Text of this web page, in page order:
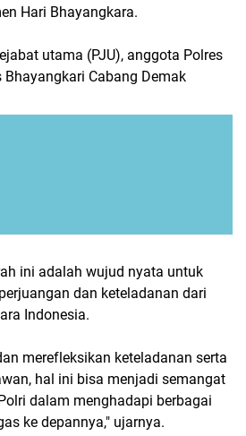
Hari Bhayangkara.
utama (PJU), anggota Polres
Bhayangkari Cabang Demak
ini adalah wujud nyata untuk
dan keteladanan dari
Indonesia.
merefleksikan keteladanan serta
hal ini bisa menjadi semangat
dalam menghadapi berbagai
ke depannya," ujarnya.